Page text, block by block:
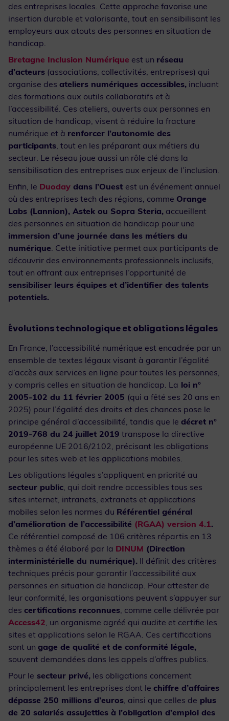
des entreprises locales. Cette approche favorise une
insertion durable et valorisante, tout en sensibilisant les
employeurs aux atouts des personnes en situation de
handicap.
Bretagne Inclusion Numérique est un réseau
d’acteurs (associations, collectivités, entreprises) qui
organise des ateliers numériques accessibles, incluant
des formations aux outils collaboratifs et à
l’accessibilité. Ces ateliers, ouverts aux personnes en
situation de handicap, visent à réduire la fracture
numérique et à renforcer l’autonomie des
participants, tout en les préparant aux métiers du
secteur. Le réseau joue aussi un rôle clé dans la
sensibilisation des entreprises aux enjeux de l’inclusion.
Enfin, le Duoday dans l’Ouest est un événement annuel
où des entreprises tech des régions, comme Orange
Labs (Lannion), Astek ou Sopra Steria, accueillent
des personnes en situation de handicap pour une
immersion d’une journée dans les métiers du
numérique. Cette initiative permet aux participants de
découvrir des environnements professionnels inclusifs,
tout en offrant aux entreprises l’opportunité de
sensibiliser leurs équipes et d’identifier des talents
potentiels.
Évolutions technologique et obligations légales
En France, l’accessibilité numérique est encadrée par un
ensemble de textes légaux visant à garantir l’égalité
d’accès aux services en ligne pour toutes les personnes,
y compris celles en situation de handicap. La loi n°
2005-102 du 11 février 2005 (qui a fêté ses 20 ans en
2025) pour l’égalité des droits et des chances pose le
principe général d’accessibilité, tandis que le décret n°
2019-768 du 24 juillet 2019 transpose la directive
européenne UE 2016/2102, précisant les obligations
pour les sites web et les applications mobiles.
Les obligations légales s’appliquent en priorité au
secteur public, qui doit rendre accessibles tous ses
sites internet, intranets, extranets et applications
mobiles selon les normes du Référentiel général
d’amélioration de l’accessibilité (RGAA) version 4.1.
Ce référentiel composé de 106 critères répartis en 13
thèmes a été élaboré par la DINUM (Direction
interministérielle du numérique). Il définit des critères
techniques précis pour garantir l’accessibilité aux
personnes en situation de handicap. Pour attester de
leur conformité, les organisations peuvent s’appuyer sur
des certifications reconnues, comme celle délivrée par
Access42, un organisme agréé qui audite et certifie les
sites et applications selon le RGAA. Ces certifications
sont un gage de qualité et de conformité légale,
souvent demandées dans les appels d’offres publics.
Pour le secteur privé, les obligations concernent
principalement les entreprises dont le chiffre d’affaires
dépasse 250 millions d’euros, ainsi que celles de plus
de 20 salariés assujetties à l’obligation d’emploi des